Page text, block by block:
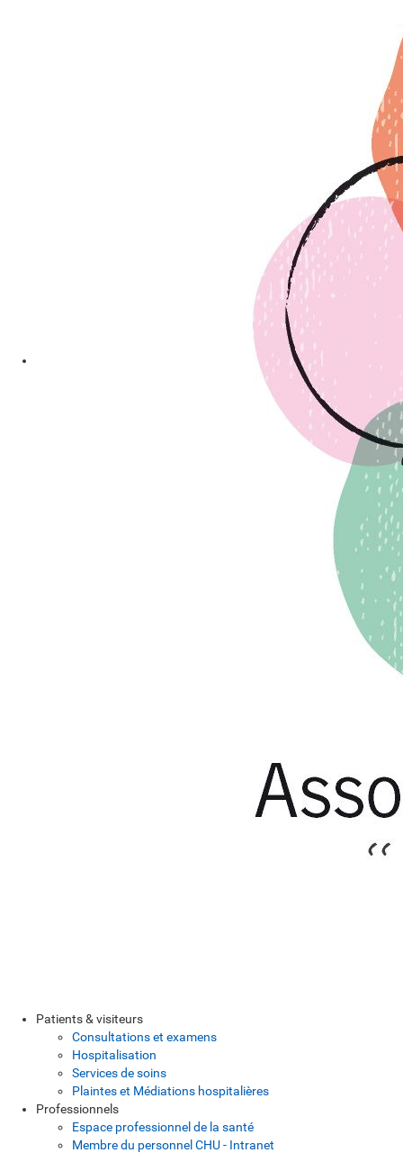
Patients & visiteurs
Consultations et examens
Hospitalisation
Services de soins
Plaintes et Médiations hospitalières
Professionnels
Espace professionnel de la santé
Membre du personnel CHU - Intranet